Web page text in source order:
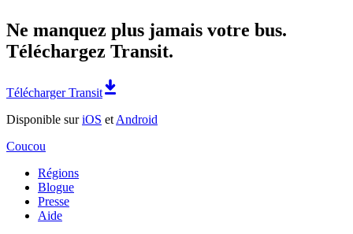
Ne manquez plus jamais votre bus.
Téléchargez Transit.
Télécharger Transit
Disponible suriOS et Android
Coucou
Régions
Blogue
Presse
Aide